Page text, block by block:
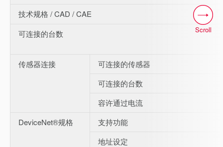
技术规格 / CAD / CAE
可连接的台数
传感器连接
可连接的传感器
可连接的台数
容许通过电流
DeviceNet®规格
支持功能
地址设定
Scroll